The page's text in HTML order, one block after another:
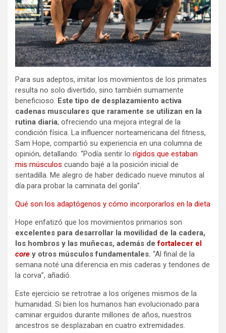
Para sus adeptos, imitar los movimientos de los primates
resulta no solo divertido, sino también sumamente
beneficioso. Este tipo de desplazamiento activa
cadenas musculares que raramente se utilizan en la
rutina diaria, ofreciendo una mejora integral de la
condición física. La influencer norteamericana del fitness,
Sam Hope, compartió su experiencia en una columna de
opinión, detallando: “Podía sentir lo rígidos que estaban
mis músculos cuando bajé a la posición inicial de
sentadilla. Me alegro de haber dedicado nueve minutos al
día para probar la caminata del gorila”.
Qué son los adaptógenos y cómo incorporarlos en la dieta
Hope enfatizó que los movimientos primarios son
excelentes para desarrollar la movilidad de la cadera,
los hombros y las muñecas, además de fortalecer el
core y otros músculos fundamentales. “Al final de la
semana noté una diferencia en mis caderas y tendones de
la corva”, añadió.
Este ejercicio se retrotrae a los orígenes mismos de la
humanidad. Si bien los humanos han evolucionado para
caminar erguidos durante millones de años, nuestros
ancestros se desplazaban en cuatro extremidades.